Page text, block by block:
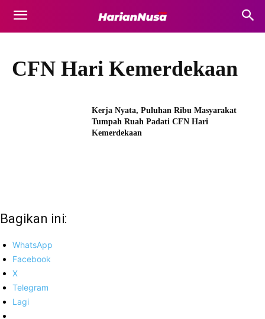
CFN Hari Kemerdekaan
Kerja Nyata, Puluhan Ribu Masyarakat
Tumpah Ruah Padati CFN Hari
Kemerdekaan
Bagikan ini:
WhatsApp
Facebook
X
Telegram
Lagi